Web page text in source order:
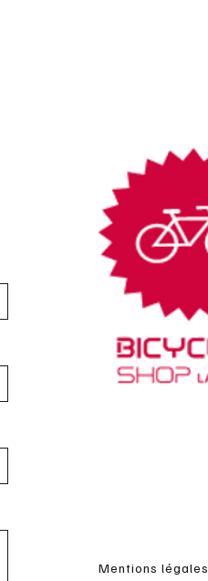
Mentions légales